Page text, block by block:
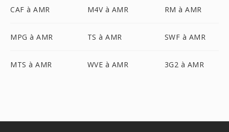
CAF à AMR M4V à AMR RM à AMR
MPG à AMR TS à AMR SWF à AMR
MTS à AMR WVE à AMR 3G2 à AMR